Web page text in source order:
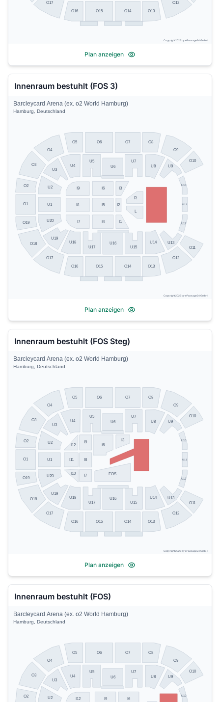
O17
O16
O15 O14 O13
O12
Copyright 2026 by ePassage24 GmbH
Plan anzeigen
Innenraum bestuhlt (FOS 3)
O19
O18
O17
O16 O15 O14 O13
O12
O11
O10
O9
O8
O7
O6
O5
O4
O3
O2
O1
U20
U19
U18
U17
U16
U15
U14 U13
U12
U11
U10
U9
U8
U7
U6
U5
U4
U3
U2
U1
I1
I7
I8
I9
I2
I3
I4
I5
I6
L
R
Barcleycard Arena (ex. o2 World Hamburg)
Hamburg, Deutschland
Copyright 2026 by ePassage24 GmbH
Plan anzeigen
Innenraum bestuhlt (FOS Steg)
O19
O18
O17
O16 O15 O14 O13
O12
O11
O10
O9
O8
O7
O6
O5
O4
O3
O2
O1
U20
U19
U18
U17
U16
U15
U14 U13
U12
U11
U10
U9
U8
U7
U6
U5
U4
U3
U2
U1
FOS
I3
I6
I9
I12
I8
I7
I11
I10
Barcleycard Arena (ex. o2 World Hamburg)
Hamburg, Deutschland
Copyright 2026 by ePassage24 GmbH
Plan anzeigen
Innenraum bestuhlt (FOS)
O10
O9
O8
O7
O6
O5
O4
O3
O2 U10
U9
U8
U7
U6
U5
U4
U3
U2 I6
I9
I12
Barcleycard Arena (ex. o2 World Hamburg)
Hamburg, Deutschland